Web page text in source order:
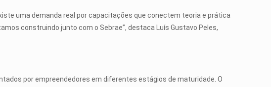
uma demanda real por capacitações que conectem teoria e prática
construindo junto com o Sebrae”, destaca Luís Gustavo Peles,
por empreendedores em diferentes estágios de maturidade. O